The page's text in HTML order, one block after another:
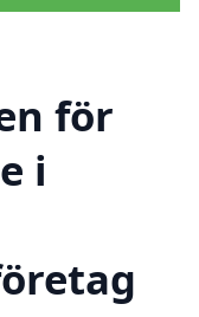
för
i